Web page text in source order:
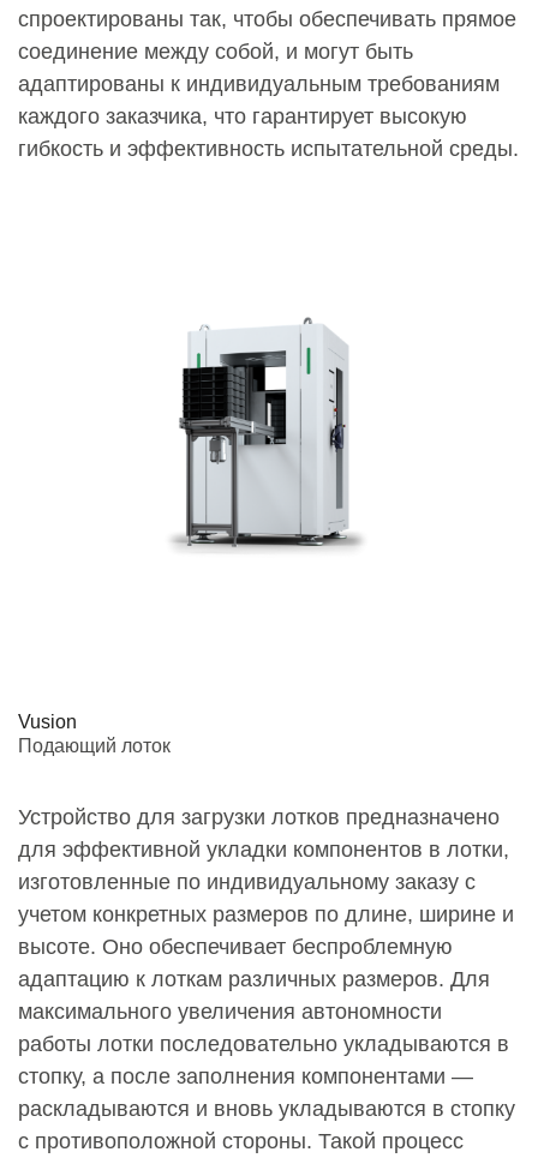
спроектированы так, чтобы обеспечивать прямое
соединение между собой, и могут быть
адаптированы к индивидуальным требованиям
каждого заказчика, что гарантирует высокую
гибкость и эффективность испытательной среды.
Vusion
Подающий лоток
Устройство для загрузки лотков предназначено
для эффективной укладки компонентов в лотки,
изготовленные по индивидуальному заказу с
учетом конкретных размеров по длине, ширине и
высоте. Оно обеспечивает беспроблемную
адаптацию к лоткам различных размеров. Для
максимального увеличения автономности
работы лотки последовательно укладываются в
стопку, а после заполнения компонентами —
раскладываются и вновь укладываются в стопку
с противоположной стороны. Такой процесс